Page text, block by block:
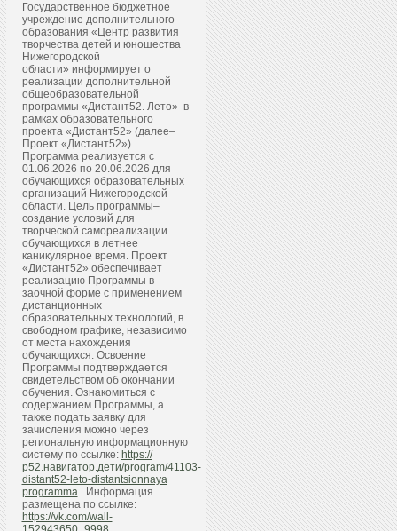
Государственное бюджетное
учреждение дополнительного
образования «Центр развития
творчества детей и юношества
Нижегородской
области» информирует о
реализации дополнительной
общеобразовательной
программы «Дистант52. Лето» в
рамках образовательного
проекта «Дистант52» (далее–
Проект «Дистант52»).
Программа реализуется с
01.06.2026 по 20.06.2026 для
обучающихся образовательных
организаций Нижегородской
области. Цель программы–
создание условий для
творческой самореализации
обучающихся в летнее
каникулярное время. Проект
«Дистант52» обеспечивает
реализацию Программы в
заочной форме с применением
дистанционных
образовательных технологий, в
свободном графике, независимо
от места нахождения
обучающихся. Освоение
Программы подтверждается
свидетельством об окончании
обучения. Ознакомиться с
содержанием Программы, а
также подать заявку для
зачисления можно через
региональную информационную
систему по ссылке: https://
р52.навигатор.дети/program/41103-
distant52-leto-distantsionnaya
programma. Информация
размещена по ссылке:
https://vk.com/wall-